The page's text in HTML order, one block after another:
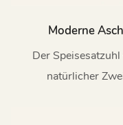
Moderne
Der
natürlicher